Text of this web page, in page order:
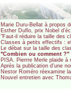
Marie Duru-Bellat à propos
Esther Duflo, prix Nobel
"Faut-il réduire la taille des
Classes à petits effectifs :
Le débat sur la taille des
"Combien ou comment
PISA. Pierrre Merle plaide
Après la publication d’une
Nestor Roméro réexamine
Nouvel entretien avec